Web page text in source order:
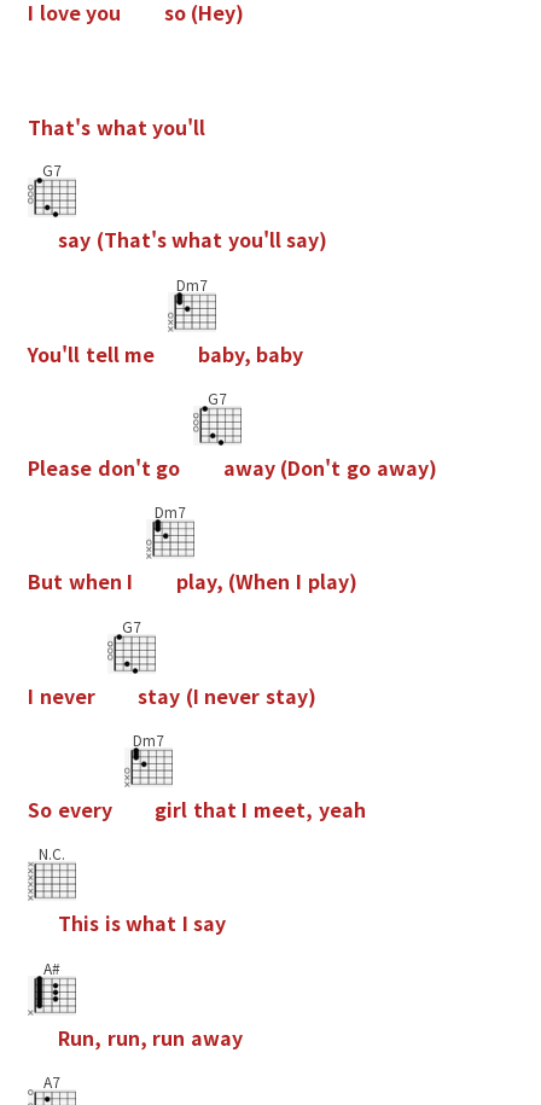
I loveyou so (Hey)
That's whatyou'll
G7
say (That'swhat you'llsay)
You'll tell me
Dm7
baby, baby
Please don't go
G7
away (Don't go away)
But when I
Dm7
play, (When I play)
I never
G7
stay (I never stay)
So every
Dm7
girl that I meet, yeah
N.C.
This iswhat I say
A#
Run, run, run away
A7